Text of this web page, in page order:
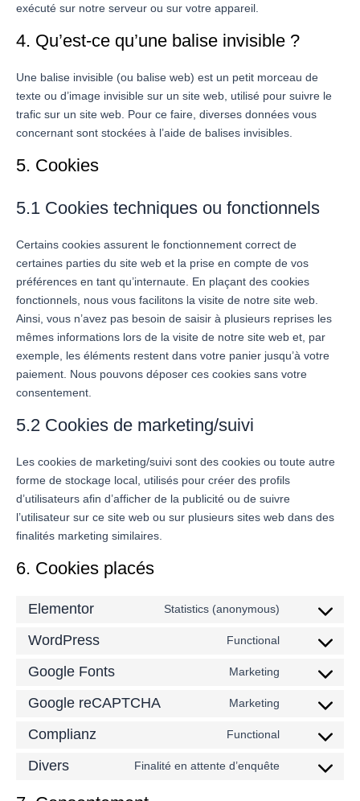
exécuté sur notre serveur ou sur votre appareil.
4. Qu’est-ce qu’une balise invisible ?
Une balise invisible (ou balise web) est un petit morceau de
texte ou d’image invisible sur un site web, utilisé pour suivre le
trafic sur un site web. Pour ce faire, diverses données vous
concernant sont stockées à l’aide de balises invisibles.
5. Cookies
5.1 Cookies techniques ou fonctionnels
Certains cookies assurent le fonctionnement correct de
certaines parties du site web et la prise en compte de vos
préférences en tant qu’internaute. En plaçant des cookies
fonctionnels, nous vous facilitons la visite de notre site web.
Ainsi, vous n’avez pas besoin de saisir à plusieurs reprises les
mêmes informations lors de la visite de notre site web et, par
exemple, les éléments restent dans votre panier jusqu’à votre
paiement. Nous pouvons déposer ces cookies sans votre
consentement.
5.2 Cookies de marketing/suivi
Les cookies de marketing/suivi sont des cookies ou toute autre
forme de stockage local, utilisés pour créer des profils
d’utilisateurs afin d’afficher de la publicité ou de suivre
l’utilisateur sur ce site web ou sur plusieurs sites web dans des
finalités marketing similaires.
6. Cookies placés
Elementor Statistics (anonymous)
WordPress Functional
Google Fonts Marketing
Google reCAPTCHA Marketing
Complianz Functional
Divers Finalité en attente d’enquête